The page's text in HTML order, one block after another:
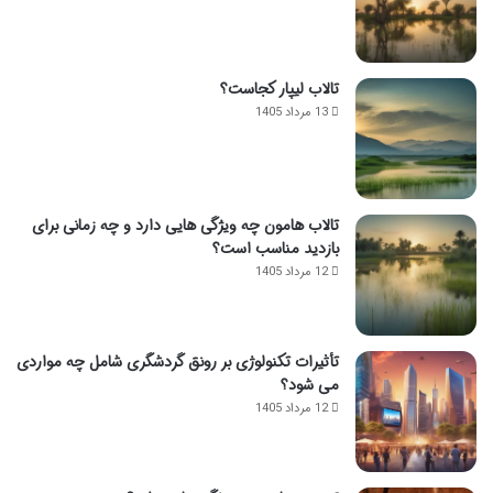
تالاب لیپار کجاست؟
13 مرداد 1405
تالاب هامون چه ویژگی هایی دارد و چه زمانی برای
بازدید مناسب است؟
12 مرداد 1405
تأثیرات تکنولوژی بر رونق گردشگری شامل چه مواردی
می شود؟
12 مرداد 1405